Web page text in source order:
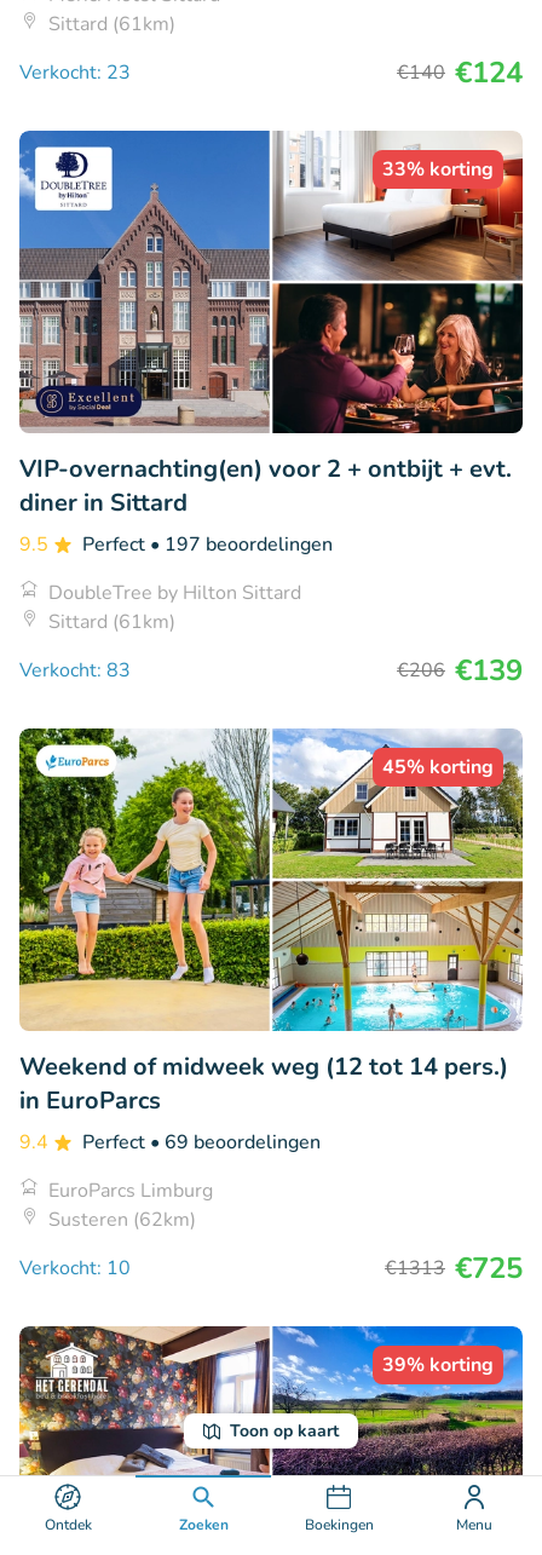
Ontdek Zoeken Boekingen Menu
Toon op kaart
Sittard (61km)
Verkocht: 23
€140 €124
33% korting
VIP-overnachting(en) voor 2 + ontbijt + evt.
diner in Sittard
9.5 Perfect • 197 beoordelingen
DoubleTree by Hilton Sittard
Sittard (61km)
Verkocht: 83
€206 €139
45% korting
Weekend of midweek weg (12 tot 14 pers.)
in EuroParcs
9.4 Perfect • 69 beoordelingen
EuroParcs Limburg
Susteren (62km)
Verkocht: 10
€1313 €725
39% korting